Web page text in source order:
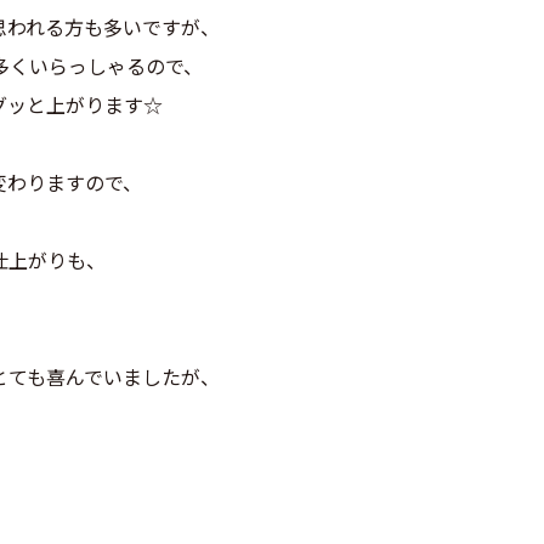
れる方も多いですが、
いらっしゃるので、
ッと上がります☆
りますので、
がりも、
も喜んでいましたが、